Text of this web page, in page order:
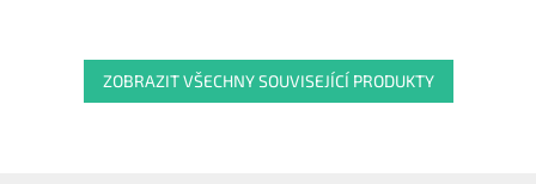
ZOBRAZIT VŠECHNY SOUVISEJÍCÍ PRODUKTY